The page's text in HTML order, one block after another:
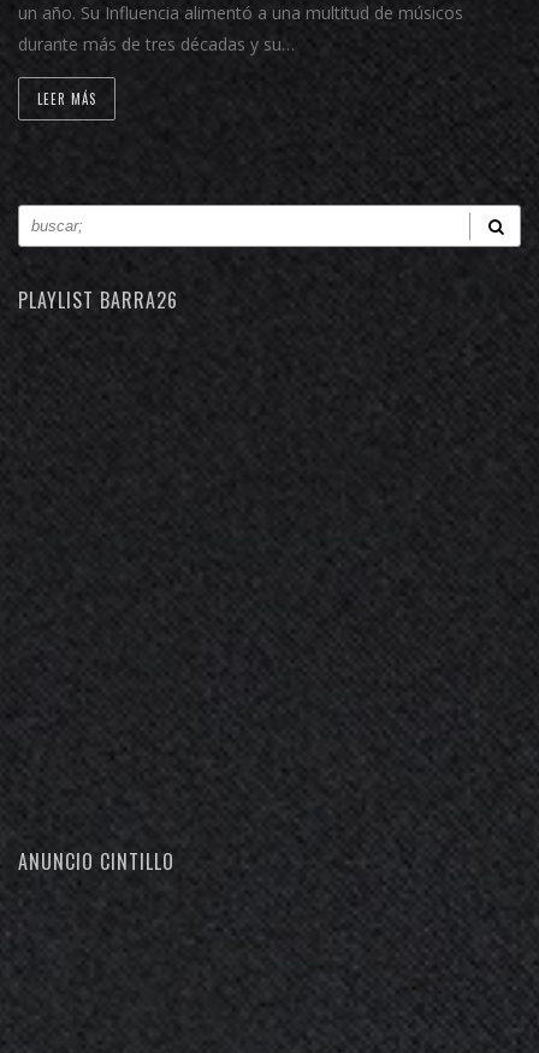
un año. Su Influencia alimentó a una multitud de músicos
durante más de tres décadas y su…
LEER MÁS
PLAYLIST BARRA26
ANUNCIO CINTILLO